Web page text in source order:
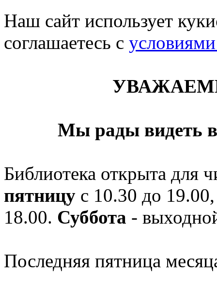
Наш сайт использует
соглашаетесь c
Мы рады видеть
Библиотека открыта для
пятницу с 10.30 до
18.00. Суббота -
Последняя пятница